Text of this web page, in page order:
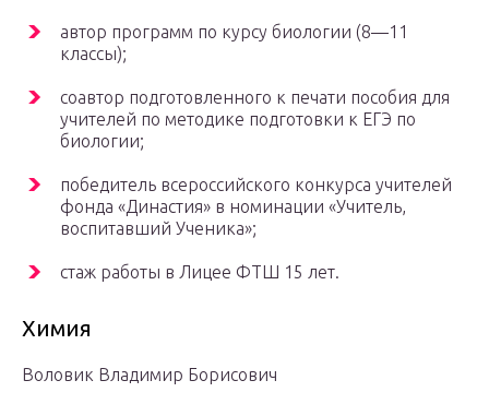
автор программ по курсу биологии (8—11
классы);
соавтор подготовленного к печати пособия для
учителей по методике подготовки к ЕГЭ по
биологии;
победитель всероссийского конкурса учителей
фонда «Династия» в номинации «Учитель,
воспитавший Ученика»;
стаж работы в Лицее ФТШ 15 лет.
Химия
Воловик Владимир Борисович